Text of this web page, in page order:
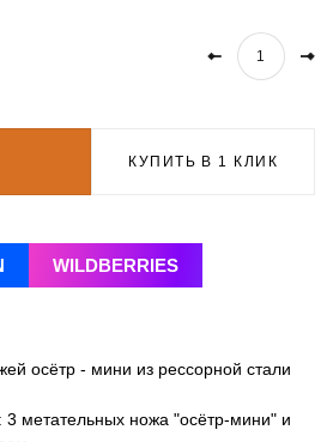
КУПИТЬ В 1 КЛИК
WILDBERRIES
осётр - мини из рессорной стали
3 метательных ножа "осётр-мини" и